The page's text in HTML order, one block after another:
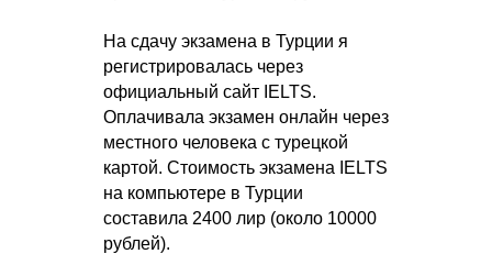
На сдачу экзамена в Турции я
регистрировалась через
официальный сайт IELTS.
Оплачивала экзамен онлайн через
местного человека с турецкой
картой. Стоимость экзамена IELTS
на компьютере в Турции
составила 2400 лир (около 10000
рублей).